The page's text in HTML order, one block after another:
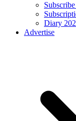
Diary
Advertise